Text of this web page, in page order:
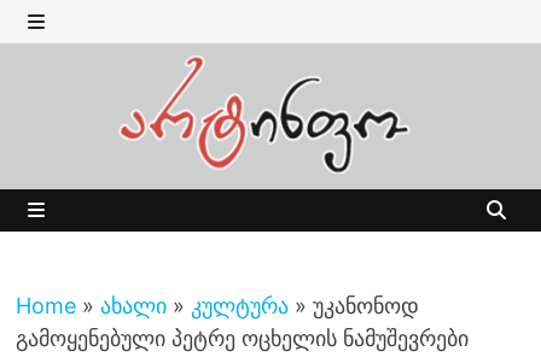
Skip
to MENU
Home » ახალი » კულტურა » უკანონოდ
გამოყენებული პეტრე ოცხელის ნამუშევრები